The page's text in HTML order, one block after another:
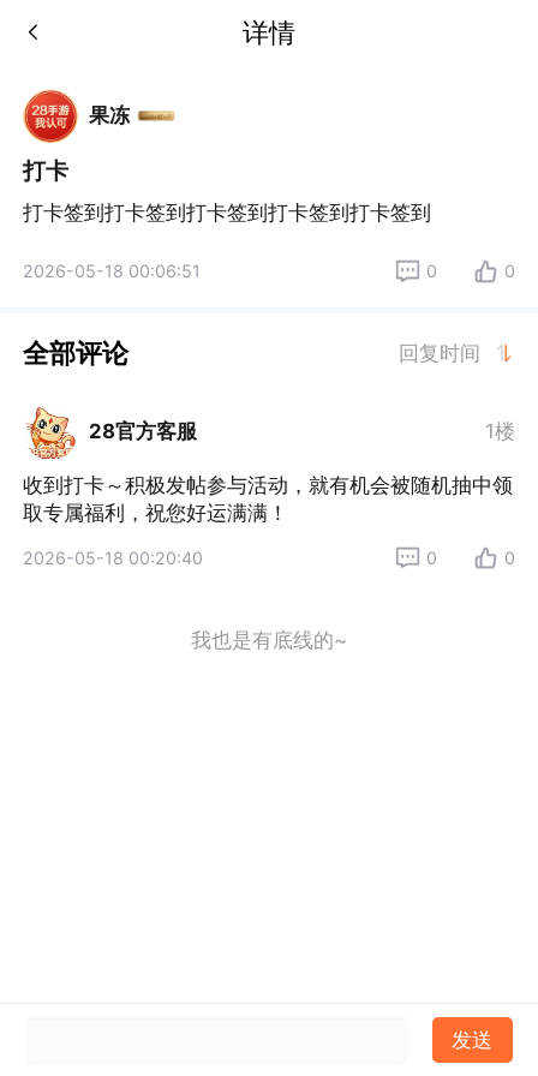
详情
果冻
打卡
打卡签到打卡签到打卡签到打卡签到打卡签到
2026-05-18 00:06:51 0 0
全部评论 回复时间
28官方客服 1楼
收到打卡～积极发帖参与活动，就有机会被随机抽中领
取专属福利，祝您好运满满！
2026-05-18 00:20:40 0 0
我也是有底线的~
发送